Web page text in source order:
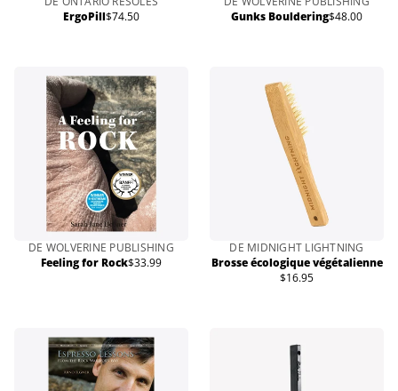
ErgoPillPrix
$74.50
Gunks BoulderingPrix
$48.00
DE WOLVERINE PUBLISHING
Feeling for RockPrix
$33.99
DE MIDNIGHT LIGHTNING
Brosse écologique végétalienne
Prix
$16.95